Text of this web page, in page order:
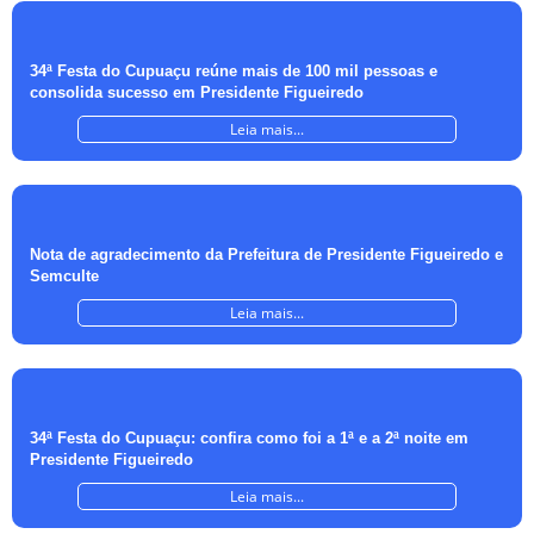
34ª Festa do Cupuaçu reúne mais de 100 mil pessoas e
consolida sucesso em Presidente Figueiredo
Leia mais...
Nota de agradecimento da Prefeitura de Presidente Figueiredo e
Semculte
Leia mais...
34ª Festa do Cupuaçu: confira como foi a 1ª e a 2ª noite em
Presidente Figueiredo
Leia mais...